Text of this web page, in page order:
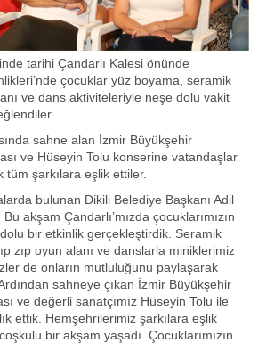
tarihi Çandarlı Kalesi önünde
çocuklar yüz boyama, seramik
ve dans aktiviteleriyle neşe dolu vakit
sahne alan İzmir Büyükşehir
ve Hüseyin Tolu konserine vatandaşlar
şarkılara eşlik ettiler.
bulunan Dikili Belediye Başkanı Adil
akşam Çandarlı’mızda çocuklarımızın
bir etkinlik gerçekleştirdik. Seramik
zıp oyun alanı ve danslarla miniklerimiz
de onların mutluluğunu paylaşarak
sahneye çıkan İzmir Büyükşehir
ve değerli sanatçımız Hüseyin Tolu ile
ettik. Hemşehrilerimiz şarkılara eşlik
bir akşam yaşadı. Çocuklarımızın